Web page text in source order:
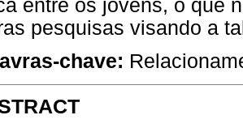
entre os jovens, o que
pesquisas visando a
chave: